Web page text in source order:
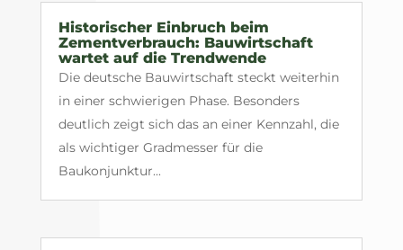
Historischer Einbruch beim
Zementverbrauch: Bauwirtschaft
wartet auf die Trendwende
Die deutsche Bauwirtschaft steckt weiterhin
in einer schwierigen Phase. Besonders
deutlich zeigt sich das an einer Kennzahl, die
als wichtiger Gradmesser für die
Baukonjunktur...